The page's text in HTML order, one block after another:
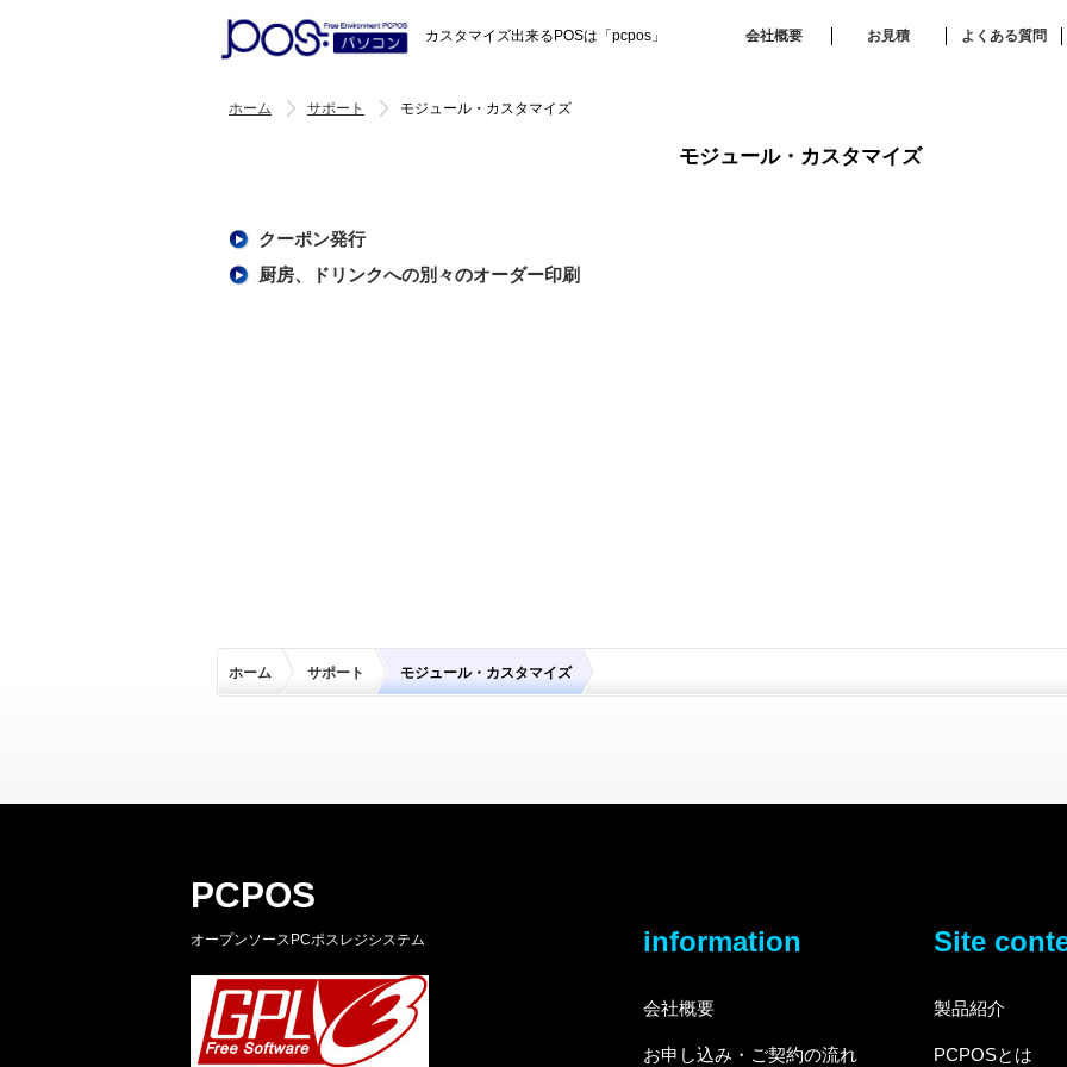
カスタマイズ出来るPOSは「pcpos」 会社概要 お見積 よくある質問
ホーム サポート モジュール・カスタマイズ
モジュール・カスタマイズ
クーポン発行
厨房、ドリンクへの別々のオーダー印刷
ホーム サポート モジュール・カスタマイズ
PCPOS
オープンソースPCポスレジシステム information
会社概要
お申し込み・ご契約の流れ
Site
製品紹介
PCPOSとは